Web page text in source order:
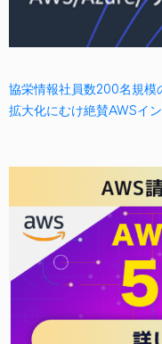
協栄情報社員数200名規模
拡大化にむけ絶賛AWSイ